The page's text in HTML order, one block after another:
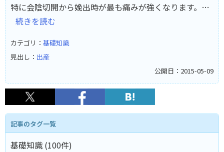
特に会陰切開から娩出時が最も痛みが強くなります。…
続きを読む
カテゴリ： 基礎知識
見出し： 出産
公開日：2015-05-09
記事のタグ一覧
基礎知識 (100件)